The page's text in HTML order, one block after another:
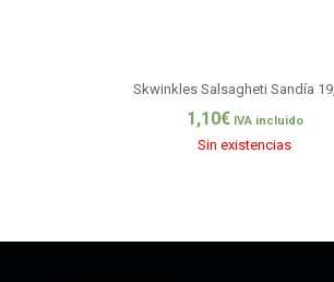
Skwinkles Salsagheti Sandía
1,10€ IVA incluido
Sin existencias